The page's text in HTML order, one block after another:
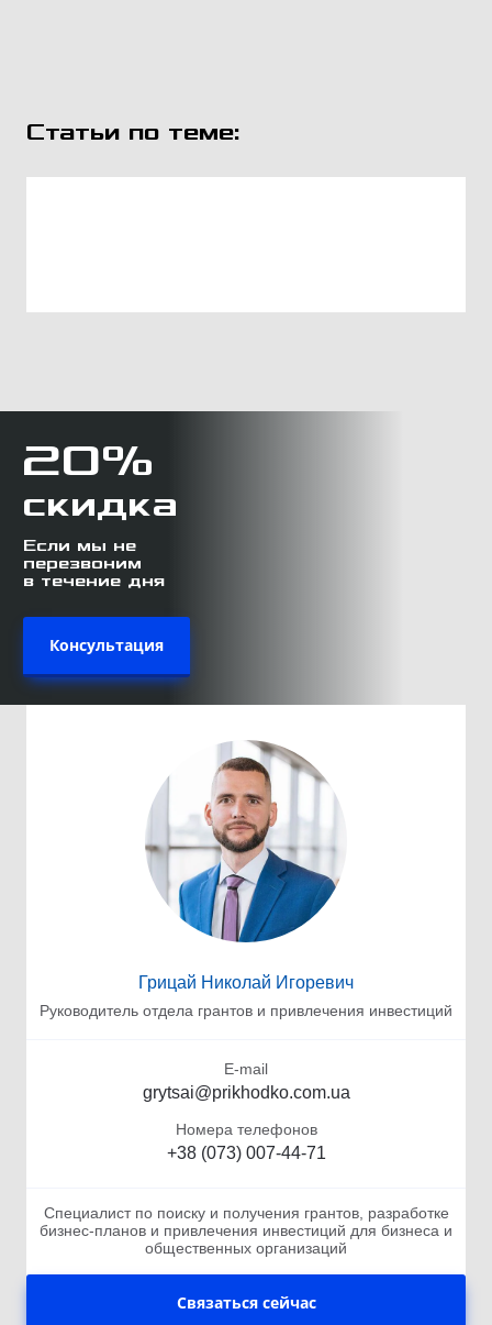
Грицай Николай Игоревич
Руководитель отдела грантов и привлечения инвестиций
E-mail
grytsai@prikhodko.com.ua
Номера телефонов
+38 (073) 007-44-71
Специалист по поиску и получения грантов, разработке
бизнес-планов и привлечения инвестиций для бизнеса и
общественных организаций
Связаться сейчас
Статьи по теме:
20%
скидка
Если мы не
перезвоним
в течение дня
Консультация